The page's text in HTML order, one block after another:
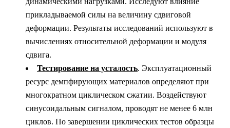
прикладываемой силы на величину сдвиговой
деформации. Результаты исследований используют в
вычислениях относительной деформации и модуля
сдвига.
Тестирование на усталость. Эксплуатационный
ресурс демпфирующих материалов определяют при
многократном циклическом сжатии. Воздействуют
синусоидальным сигналом, проводят не менее 6 млн
циклов. По завершении циклических тестов образцы